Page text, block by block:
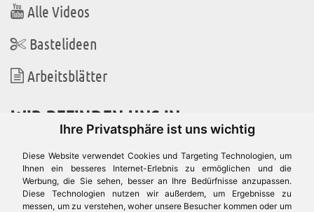
Ihre Privatsphäre ist uns wichtig
Diese Website verwendet Cookies und Targeting Technologien, um
Ihnen ein besseres Internet-Erlebnis zu ermöglichen und die
Werbung, die Sie sehen, besser an Ihre Bedürfnisse anzupassen.
Diese Technologien nutzen wir außerdem, um Ergebnisse zu
messen, um zu verstehen, woher unsere Besucher kommen oder um
Alle Videos
Bastelideen
Arbeitsblätter
WIR BEFINDEN UNS IN
Es gibt uns auch in